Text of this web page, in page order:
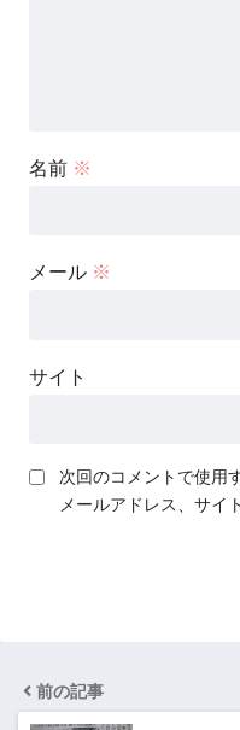
名前 ※
メール ※
サイト
次回のコメントで使用
メールアドレス、サイ
前の記事